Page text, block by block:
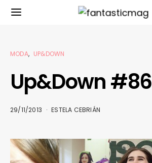
MODA UP&DOWN
Up&Down #86
29/11/2013 ESTELA CEBRIÁN